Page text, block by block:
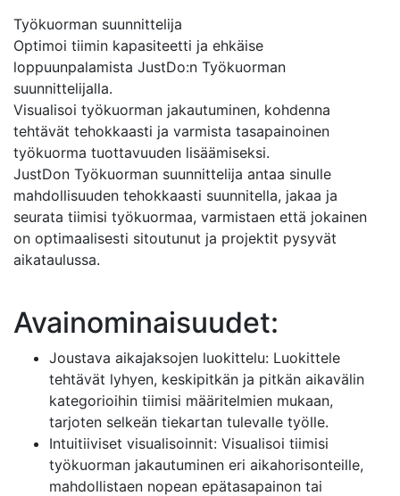
Työkuorman suunnittelija
Optimoi tiimin kapasiteetti ja ehkäise
loppuunpalamista JustDo:n Työkuorman
suunnittelijalla.
Visualisoi työkuorman jakautuminen, kohdenna
tehtävät tehokkaasti ja varmista tasapainoinen
työkuorma tuottavuuden lisäämiseksi.
JustDon Työkuorman suunnittelija antaa sinulle
mahdollisuuden tehokkaasti suunnitella, jakaa ja
seurata tiimisi työkuormaa, varmistaen että jokainen
on optimaalisesti sitoutunut ja projektit pysyvät
aikataulussa.
Avainominaisuudet:
Joustava aikajaksojen luokittelu: Luokittele
tehtävät lyhyen, keskipitkän ja pitkän aikavälin
kategorioihin tiimisi määritelmien mukaan,
tarjoten selkeän tiekartan tulevalle työlle.
Intuitiiviset visualisoinnit: Visualisoi tiimisi
työkuorman jakautuminen eri aikahorisonteille,
mahdollistaen nopean epätasapainon tai